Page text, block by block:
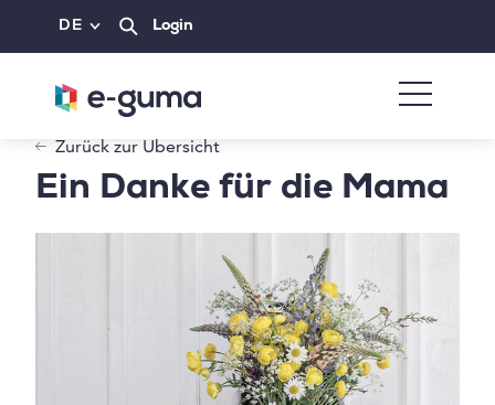
DE Login
Zurück zur Übersicht
Ein Danke für die Mama